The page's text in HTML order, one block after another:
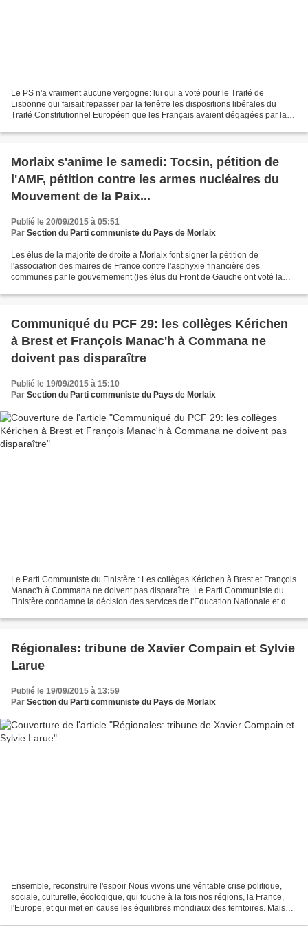
Le PS n'a vraiment aucune vergogne: lui qui a voté pour le Traité de
Lisbonne qui faisait repasser par la fenêtre les dispositions libérales du
Traité Constitutionnel Européen que les Français avaient dégagées par la
Morlaix s'anime le samedi: Tocsin, pétition de
l'AMF, pétition contre les armes nucléaires du
Mouvement de la Paix...
Publié le 20/09/2015 à 05:51
Par Section du Parti communiste du Pays de Morlaix
Les élus de la majorité de droite à Morlaix font signer la pétition de
l'association des maires de France contre l'asphyxie financière des
communes par le gouvernement (les élus du Front de Gauche ont voté la
Communiqué du PCF 29: les collèges Kérichen
à Brest et François Manac'h à Commana ne
doivent pas disparaître
Publié le 19/09/2015 à 15:10
Par Section du Parti communiste du Pays de Morlaix
Le Parti Communiste du Finistère : Les collèges Kérichen à Brest et François
Manac'h à Commana ne doivent pas disparaître. Le Parti Communiste du
Finistère condamne la décision des services de l'Education Nationale et du
Régionales: tribune de Xavier Compain et Sylvie
Larue
Publié le 19/09/2015 à 13:59
Par Section du Parti communiste du Pays de Morlaix
Ensemble, reconstruire l'espoir Nous vivons une véritable crise politique,
sociale, culturelle, écologique, qui touche à la fois nos régions, la France,
l'Europe, et qui met en cause les équilibres mondiaux des territoires. Mais